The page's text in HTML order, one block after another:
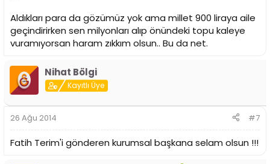
Aldıkları para da gözümüz yok ama millet 900 liraya aile
geçindirirken sen milyonları alıp önündeki topu kaleye
vuramıyorsan haram zıkkım olsun.. Bu da net.
Nihat Bölgi
Kayıtlı Üye
26 Ağu 2014 #7
Fatih Terim'i gönderen kurumsal başkana selam olsun !!!